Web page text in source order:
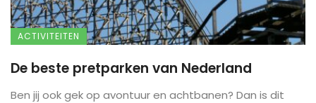
ACTIVITEITEN
De beste pretparken van Nederland
Ben jij ook gek op avontuur en achtbanen? Dan is dit